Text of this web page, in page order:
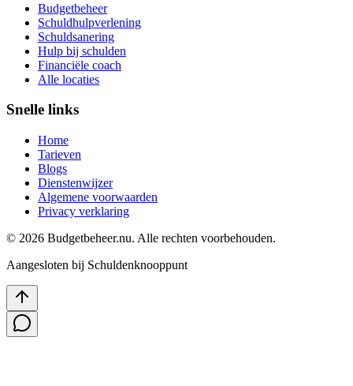
Budgetbeheer
Schuldhulpverlening
Schuldsanering
Hulp bij schulden
Financiële coach
Alle locaties
Snelle links
Home
Tarieven
Blogs
Dienstenwijzer
Algemene voorwaarden
Privacy verklaring
© 2026 Budgetbeheer.nu. Alle rechten voorbehouden.
Aangesloten bij Schuldenknooppunt